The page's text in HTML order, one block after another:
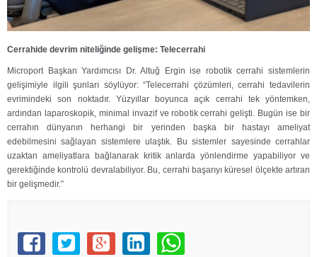
Cerrahide devrim niteliğinde gelişme: Telecerrahi
Microport Başkan Yardımcısı Dr. Altuğ Ergin ise robotik cerrahi sistemlerin
gelişimiyle ilgili şunları söylüyor: “Telecerrahi çözümleri, cerrahi tedavilerin
evrimindeki son noktadır. Yüzyıllar boyunca açık cerrahi tek yöntemken,
ardından laparoskopik, minimal invazif ve robotik cerrahi gelişti. Bugün ise bir
cerrahın dünyanın herhangi bir yerinden başka bir hastayı ameliyat
edebilmesini sağlayan sistemlere ulaştık. Bu sistemler sayesinde cerrahlar
uzaktan ameliyatlara bağlanarak kritik anlarda yönlendirme yapabiliyor ve
gerektiğinde kontrolü devralabiliyor. Bu, cerrahi başarıyı küresel ölçekte artıran
bir gelişmedir.”